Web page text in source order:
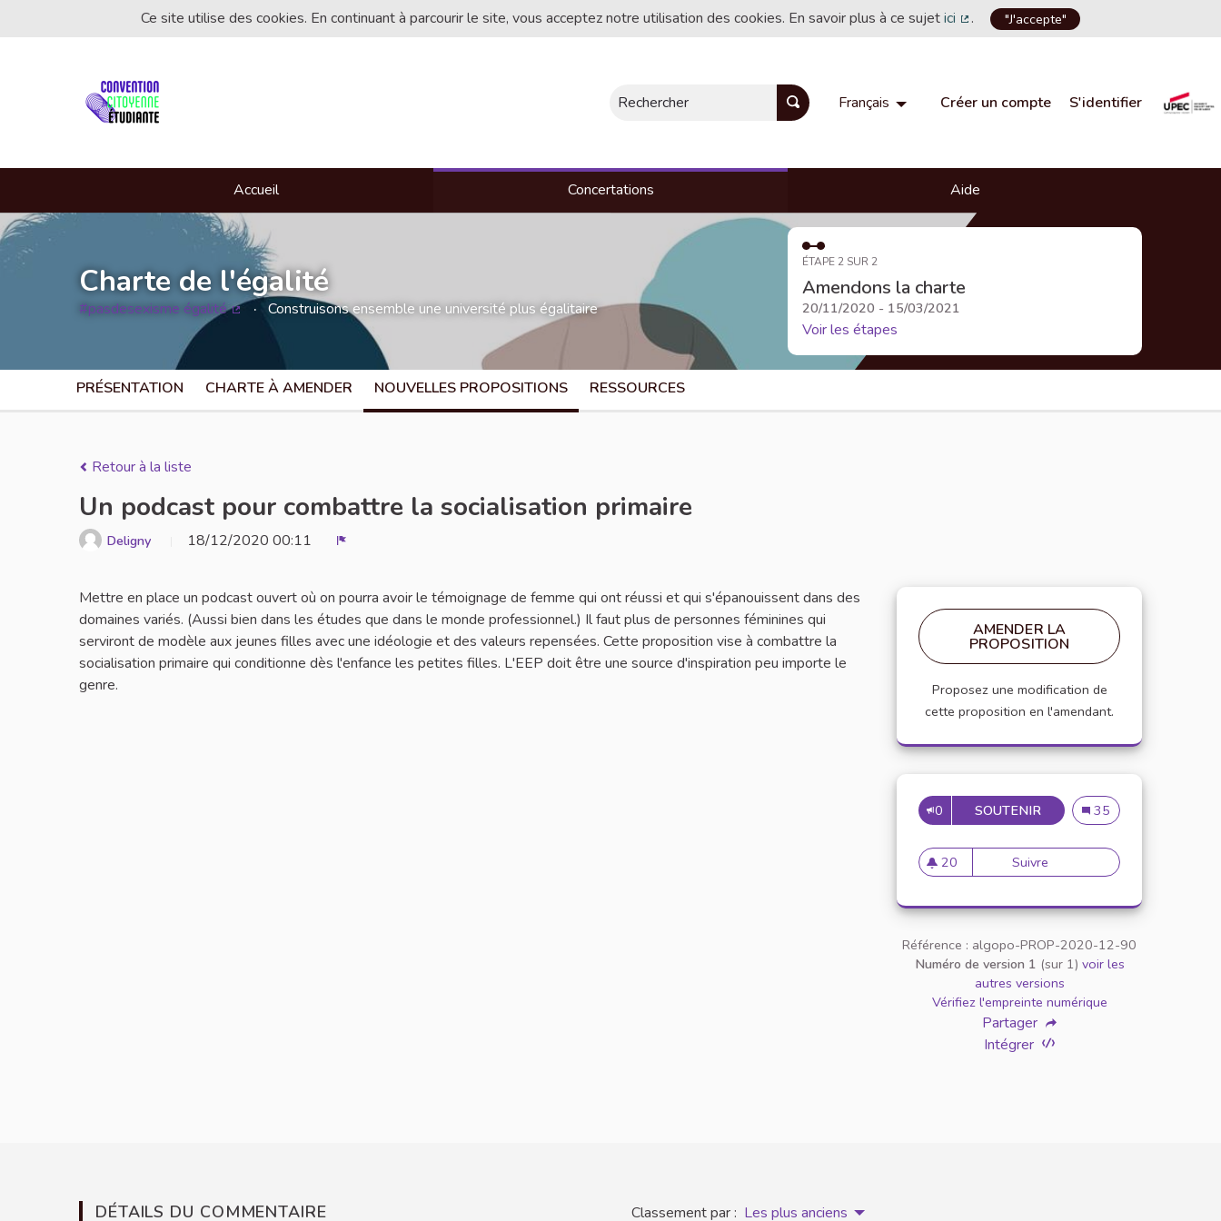
Ce site utilise des cookies. En continuant à parcourir le site, vous acceptez notre utilisation des cookies. En savoir plus à ce sujetici
(Lien externe)
. "J'accepte"
Rechercher Français Choisir la langueChoose language
Créer un compte S'identifier
Accueil Concertations Aide
Charte de l'égalité
#pasdesexisme égalité Construisons ensemble une université plus égalitaire
ÉTAPE 2 SUR 2
Amendons la charte
20/11/2020 - 15/03/2021
Voir les étapes
PRÉSENTATION CHARTE À AMENDER NOUVELLES PROPOSITIONS RESSOURCES
Retour à la liste
Un podcast pour combattre la socialisation primaire
Deligny 18/12/2020 00:11
Mettre en place un podcast ouvert où on pourra avoir le témoignage de femme qui ont réussi et qui s'épanouissent dans des
domaines variés. (Aussi bien dans les études que dans le monde professionnel.) Il faut plus de personnes féminines qui
serviront de modèle aux jeunes filles avec une idéologie et des valeurs repensées. Cette proposition vise à combattre la
socialisation primaire qui conditionne dès l'enfance les petites filles. L'EEP doit être une source d'inspiration peu importe le
genre.
AMENDER LA
PROPOSITION
Proposez une modification de
cette proposition en l'amendant.
0 SOUTENIR Un podcast pour
35
20
20 abonnés
Suivre Un podcast pour
Référence : algopo-PROP-2020-12-90
Numéro de version 1 (sur 1) voir les
autres versions
Vérifiez l'empreinte numérique
Partager
Intégrer
DÉTAILS DU COMMENTAIRE Classement par : Les plus anciens